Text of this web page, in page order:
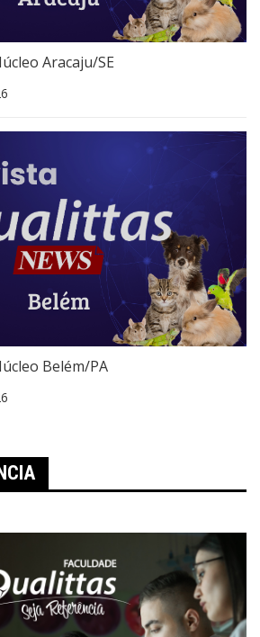
Aracaju/SE
Belém/PA